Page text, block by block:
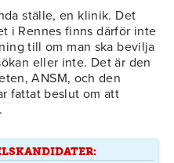
ställe, en klinik. Det
i Rennes finns därför inte
till om man ska bevilja
eller inte. Det är den
ANSM, och den
fattat beslut om att